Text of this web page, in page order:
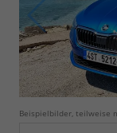
Beispielbilder, teilweise